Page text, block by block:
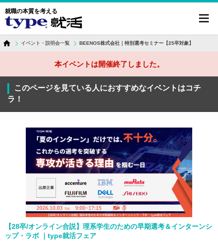
就職の本質を考える
イベント・説明会一覧 BEENOS株式会社｜特別選考セミナー【25卒対象】
本イベントは開催終了しました。
このページを見ている人におすすめなイベントはコチ
ラ！
【28卒/オンライン合説】理系学生のための早期選考＆インターンシ
ップ・ラボ ｜type就活フェア